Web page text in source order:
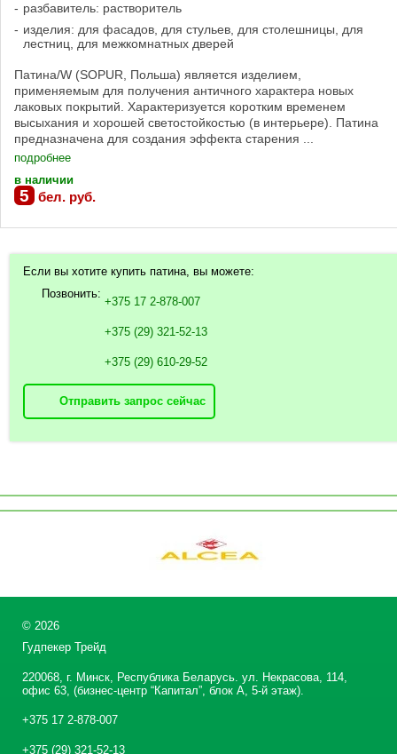
разбавитель: растворитель
изделия: для фасадов, для стульев, для столешницы, для
лестниц, для межкомнатных дверей
Патина/W (SOPUR, Польша) является изделием,
применяемым для получения античного характера новых
лаковых покрытий. Характеризуется коротким временем
высыхания и хорошей светостойкостью (в интерьере). Патина
предназначена для создания эффекта старения ...
подробнее
в наличии
5 бел. руб.
Если вы хотите купить патина, вы можете:
Позвонить:
+375 17 2-878-007
+375 (29) 321-52-13
+375 (29) 610-29-52
Отправить запрос сейчас
© 2026
Гудпекер Трейд
220068, г. Минск, Республика Беларусь. ул. Некрасова, 114,
офис 63, (бизнес-центр “Капитал”, блок А, 5-й этаж).
+375 17 2-878-007
+375 (29) 321-52-13